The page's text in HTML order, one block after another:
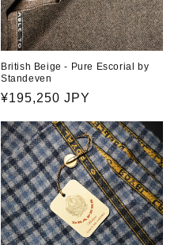
British Beige - Pure Escorial by
Standeven
通
価
格
¥195,250 JPY